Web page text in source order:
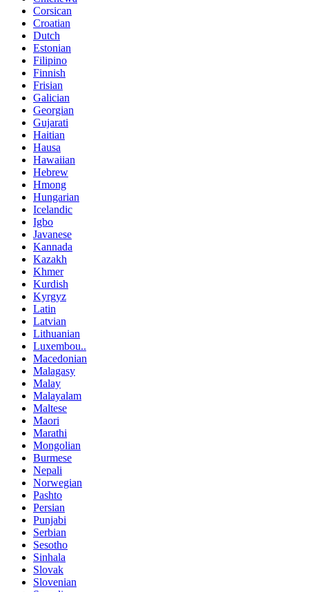
Corsican
Croatian
Dutch
Estonian
Filipino
Finnish
Frisian
Galician
Georgian
Gujarati
Haitian
Hausa
Hawaiian
Hebrew
Hmong
Hungarian
Icelandic
Igbo
Javanese
Kannada
Kazakh
Khmer
Kurdish
Kyrgyz
Latin
Latvian
Lithuanian
Luxembou..
Macedonian
Malagasy
Malay
Malayalam
Maltese
Maori
Marathi
Mongolian
Burmese
Nepali
Norwegian
Pashto
Persian
Punjabi
Serbian
Sesotho
Sinhala
Slovak
Slovenian